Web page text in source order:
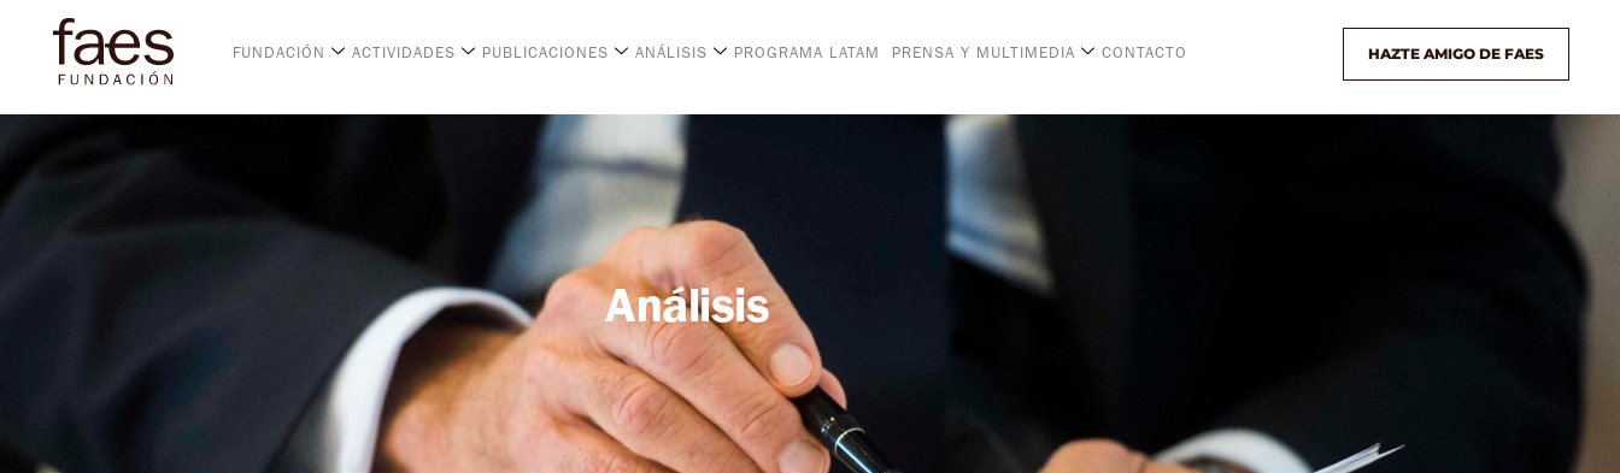
FUNDACIÓN ACTIVIDADES PUBLICACIONES ANÁLISIS PROGRAMA LATAM PRENSA Y MULTIMEDIA CONTACTO HAZTE AMIGO DE FAES
Análisis